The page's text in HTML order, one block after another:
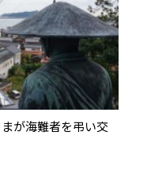
が海難者を弔い交